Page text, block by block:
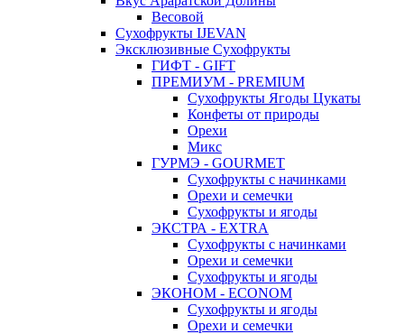
Весовой
Сухофрукты IJEVAN
Эксклюзивные Сухофрукты
ГИФТ - GIFT
ПРЕМИУМ - PREMIUM
Сухофрукты Ягоды Цукаты
Конфеты от природы
Орехи
Микс
ГУРМЭ - GOURMET
Сухофрукты с начинками
Орехи и семечки
Сухофрукты и ягоды
ЭКСТРА - EXTRA
Сухофрукты с начинками
Орехи и семечки
Сухофрукты и ягоды
ЭКОНОМ - ECONOM
Сухофрукты и ягоды
Орехи и семечки